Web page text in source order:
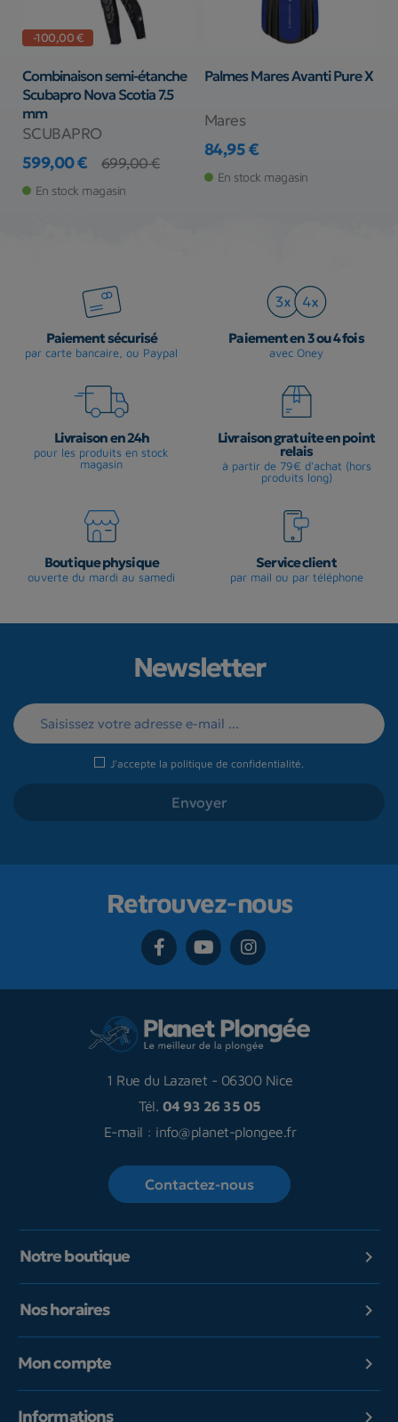
-100,00 €
Combinaison semi-étanche
Scubapro Nova Scotia 7.5
mm
SCUBAPRO
Prix
599,00 €
Prix de base
699,00 €
En stock magasin
Palmes Mares Avanti Pure X
Mares
Prix
84,95 €
En stock magasin
Paiement sécurisé
par carte bancaire, ou Paypal
Paiement en 3 ou 4 fois
avec Oney
Livraison en 24h
pour les produits en stock
magasin
Livraison gratuite en point
relais
à partir de 79€ d'achat (hors
produits long)
Boutique physique
ouverte du mardi au samedi
Service client
par mail ou par téléphone
Newsletter
J'accepte la politique de confidentialité.
Retrouvez-nous
1 Rue du Lazaret - 06300 Nice
Tél. 04 93 26 35 05
E-mail : info@planet-plongee.fr
Contactez-nous
Notre boutique 
Nos horaires 
Mon compte 
Informations 